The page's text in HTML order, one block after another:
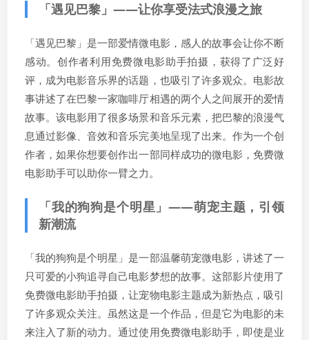
「遇见巴黎」——让你享受法式浪漫之旅
「遇见巴黎」是一部爱情微电影，感人的故事会让你不断
感动。创作者利用免费微电影助手拍摄，获得了广泛好
评，成为电影音乐界的话题，也吸引了许多观众。电影故
事讲述了在巴黎一家咖啡厅相遇的两个人之间展开的爱情
故事。该电影用了很多场景和音乐元素，把巴黎的浪漫气
息通过影像、音效和音乐完美地呈现了出来。作为一个创
作者，如果你想要创作出一部同样成功的微电影，免费微
电影助手可以助你一臂之力。
「我的狗狗是个明星」——萌宠主题，引领
新潮流
「我的狗狗是个明星」是一部温馨萌宠微电影，讲述了一
只可爱的小狗追寻自己电影梦想的故事。这部影片使用了
免费微电影助手拍摄，让宠物电影主题成为新热点，吸引
了许多观众关注。虽然这是一个作品，但是它为电影的未
来注入了新的动力。通过使用免费微电影助手，即使是业